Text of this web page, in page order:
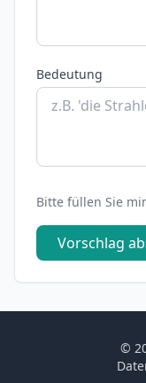
Bedeutung
Bitte füllen Sie
Vorschlag
©